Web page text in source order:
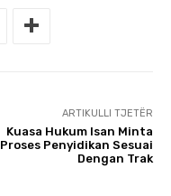
ARTIKULLI TJETËR
Kuasa Hukum Isan Minta
Proses Penyidikan Sesuai
Dengan Trak